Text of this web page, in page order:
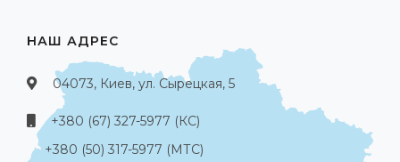
НАШ АДРЕС
04073, Киев, ул. Сырецкая, 5
+380 (67) 327-5977 (КС)
+380 (50) 317-5977 (МТС)